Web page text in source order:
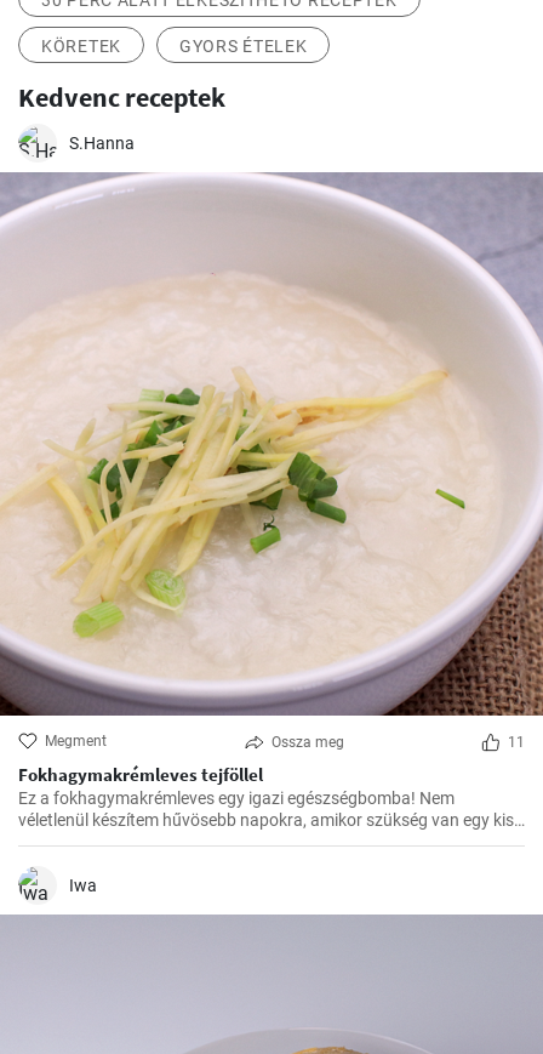
KÖRETEK GYORS ÉTELEK
Kedvenc receptek
S.Hanna
Megment Ossza meg 11
Fokhagymakrémleves tejföllel
Ez a fokhagymakrémleves egy igazi egészségbomba! Nem
véletlenül készítem hűvösebb napokra, amikor szükség van egy kis
erősítésre. Az elkészítése egyszerű, mégis isteni finom.
Iwa